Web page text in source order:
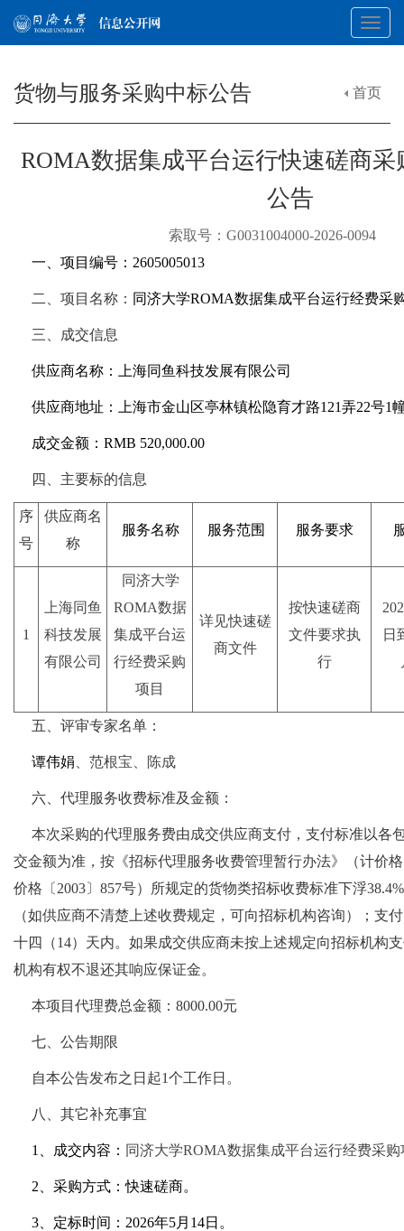
货物与服务采购中标公告 首页
ROMA数据集成平台运行快速磋商
公告
索取号：G0031004000-2026-
一、项目编号：2605005013
二、项目名称： 同济大学ROMA数据集成平台运行经费采
三、成交信息
供应商名称：上海同鱼科技发展有限公司
供应商地址：上海市金山区亭林镇松隐育才路121弄22号1
成交金额：RMB 520,000.00
四、主要标的信息
序
号
供应商名
称
服务名称 服务范围 服务要求
1
上海同鱼
科技发展
有限公司
同济大学
ROMA数据
集成平台运
行经费采购
项目
详见快速磋
商文件
按快速磋商
文件要求执
行
日
五、评审专家名单：
谭伟娟 、范根宝、陈成
六、代理服务收费标准及金额：
本次采购的代理服务费由成交供应商支付，支付标准以各
交金额为准，按《招标代理服务收费管理暂行办法》（计价
价格〔2003〕857号）所规定的货物类招标收费标准下浮
（如供应商不清楚上述收费规定，可向招标机构咨询）；支
十四（14）天内。如果成交供应商未按上述规定向招标机构
机构有权不退还其响应保证金。
本项目代理费总金额：8000.00元
七、公告期限
自本公告发布之日起1个工作日。
八、其它补充事宜
1 、成交内容： 同济大学ROMA数据集成平台运行经费采购
2 、采购方式：快速磋商。
3 、定标时间：2026年5月14日。